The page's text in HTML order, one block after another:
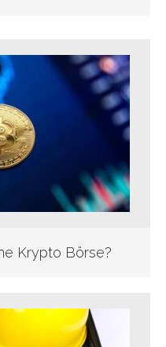
Krypto Börse?